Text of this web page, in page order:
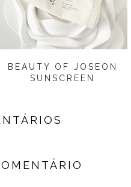
BEAUTY OF JOSEON
SUNSCREEN